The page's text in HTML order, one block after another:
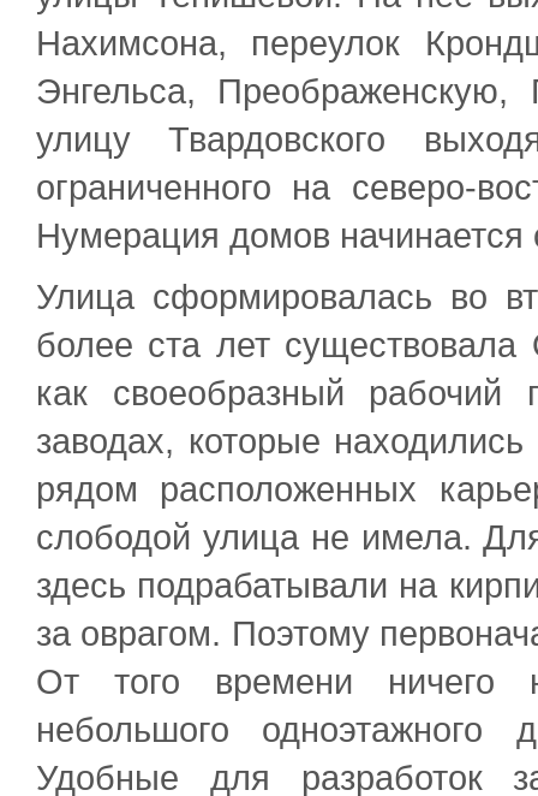
Нахимсона, переулок
Энгельса,
улицу Твардовского
ограниченного на северо-
Нумерация домов
Улица сформировалась во
более ста лет
как своеобразный рабочий
заводах, которые
рядом расположенных
слободой улица не имела.
здесь подрабатывали на
за оврагом. Поэтому
От того времени ничего
небольшого
Удобные для разработок